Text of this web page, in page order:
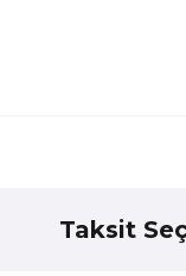
Taksit